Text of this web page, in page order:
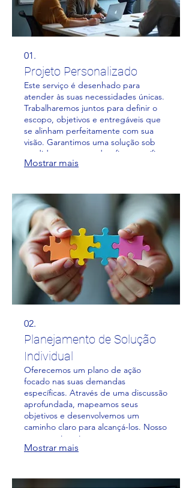
01.
Projeto Personalizado
Este serviço é desenhado para
atender às suas necessidades únicas.
Trabalharemos juntos para definir o
escopo, objetivos e entregáveis que
se alinham perfeitamente com sua
visão. Garantimos uma solução sob
medida para o seu desafio específico.
Mostrar mais
02.
Planejamento de Solução
Individual
Oferecemos um plano de ação
focado nas suas demandas
específicas. Através de uma discussão
aprofundada, mapeamos seus
objetivos e desenvolvemos um
caminho claro para alcançá-los. Nosso
compromisso é com o seu sucesso
individualizado.
Mostrar mais